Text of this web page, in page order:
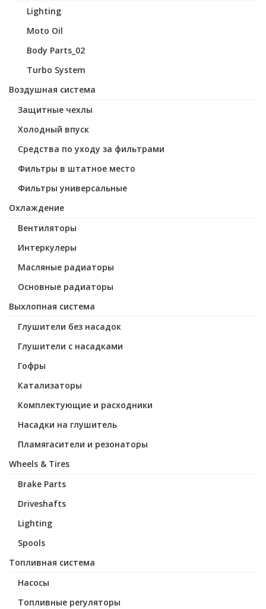
Lighting
Moto Oil
Body Parts_02
Turbo System
Воздушная система
Защитные чехлы
Холодный впуск
Средства по уходу за фильтрами
Фильтры в штатное место
Фильтры универсальные
Охлаждение
Вентиляторы
Интеркулеры
Масляные радиаторы
Основные радиаторы
Выхлопная система
Глушители без насадок
Глушители с насадками
Гофры
Катализаторы
Комплектующие и расходники
Насадки на глушитель
Пламягасители и резонаторы
Wheels & Tires
Brake Parts
Driveshafts
Lighting
Spools
Топливная система
Насосы
Топливные регуляторы